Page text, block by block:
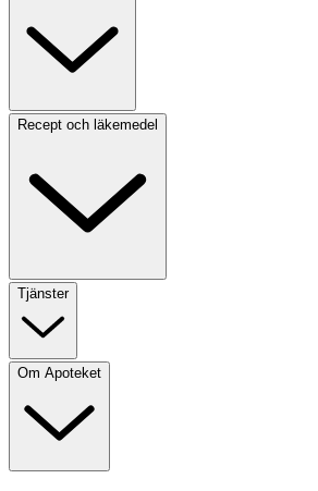
Recept och läkemedel
Tjänster
Om Apoteket